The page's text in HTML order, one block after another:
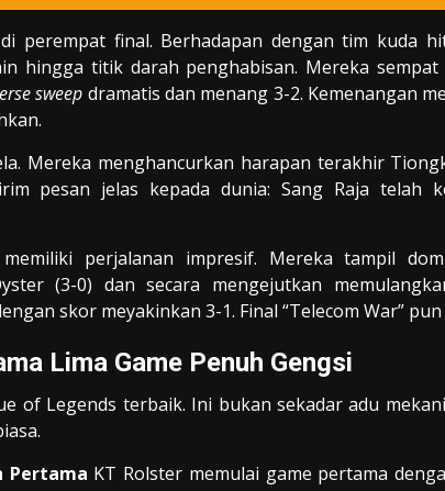
perempat final. Berhadapan dengan tim kuda
hingga titik darah penghabisan. Mereka
sweep dramatis dan menang 3-2. Kemenangan
Mereka menghancurkan harapan terakhir
pesan jelas kepada dunia: Sang Raja telah
perjalanan impresif. Mereka tampil
(3-0) dan secara mengejutkan
skor meyakinkan 3-1. Final “Telecom War”
Lima Game Penuh Gengsi
of Legends terbaik. Ini bukan sekadar adu
Pertama KT Rolster memulai game pertama